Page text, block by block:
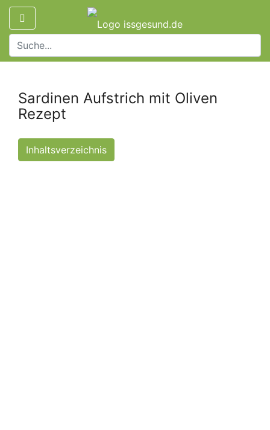
Sardinen Aufstrich mit Oliven
Rezept
Inhaltsverzeichnis